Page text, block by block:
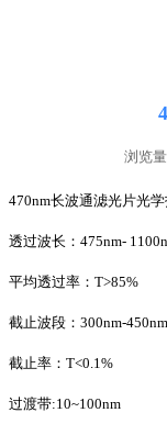
浏览
470nm长波通滤光片光学
透过波长：475nm-
平均透过率：T>85%
截止波段：300nm-450nm
截止率：T<0.1%
过渡带:10~100nm